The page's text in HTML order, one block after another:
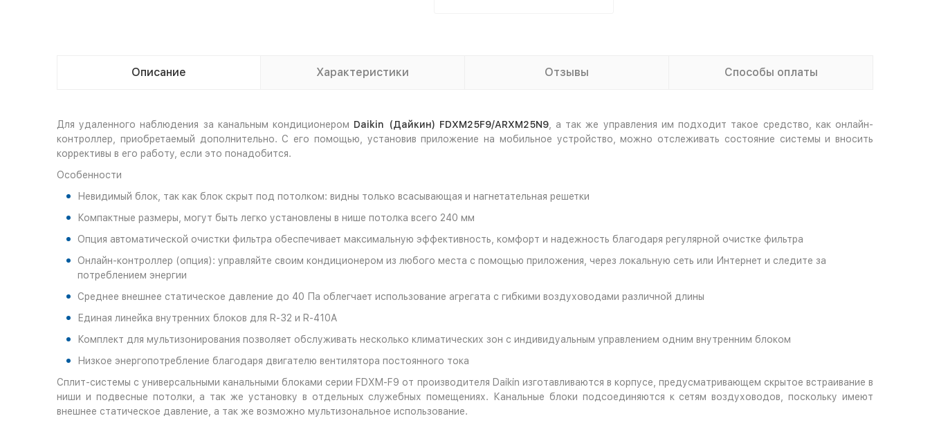
Описание Характеристики Отзывы Способы оплаты
Для удаленного наблюдения за канальным кондиционером Daikin (Дайкин) FDXM25F9/ARXM25N9, а так же управления им подходит такое средство, как онлайн-
контроллер, приобретаемый дополнительно. С его помощью, установив приложение на мобильное устройство, можно отслеживать состояние системы и вносить
коррективы в его работу, если это понадобится.
Особенности
Невидимый блок, так как блок скрыт под потолком: видны только всасывающая и нагнетательная решетки
Компактные размеры, могут быть легко установлены в нише потолка всего 240 мм
Опция автоматической очистки фильтра обеспечивает максимальную эффективность, комфорт и надежность благодаря регулярной очистке фильтра
Онлайн-контроллер (опция): управляйте своим кондиционером из любого места с помощью приложения, через локальную сеть или Интернет и следите за
потреблением энергии
Среднее внешнее статическое давление до 40 Па облегчает использование агрегата с гибкими воздуховодами различной длины
Единая линейка внутренних блоков для R-32 и R-410A
Комплект для мультизонирования позволяет обслуживать несколько климатических зон с индивидуальным управлением одним внутренним блоком
Низкое энергопотребление благодаря двигателю вентилятора постоянного тока
Сплит-системы с универсальными канальными блоками серии FDXM-F9 от производителя Daikin изготавливаются в корпусе, предусматривающем скрытое встраивание в
ниши и подвесные потолки, а так же установку в отдельных служебных помещениях. Канальные блоки подсоединяются к сетям воздуховодов, поскольку имеют
внешнее статическое давление, а так же возможно мультизональное использование.